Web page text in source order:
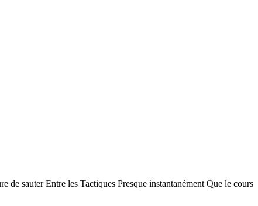
sauter Entre les Tactiques Presque instantanément Que le cours